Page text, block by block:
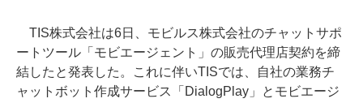
TIS株式会社は6日、モビルス株式会社のチャットサポ
ートツール「モビエージェント」の販売代理店契約を締
結したと発表した。これに伴いTISでは、自社の業務チ
ャットボット作成サービス「DialogPlay」とモビエージ